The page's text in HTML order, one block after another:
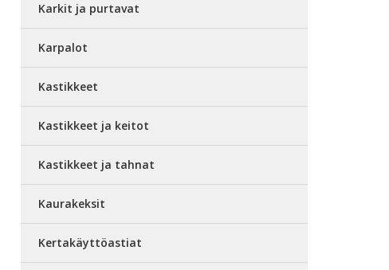
Karkit ja purtavat
Karpalot
Kastikkeet
Kastikkeet ja keitot
Kastikkeet ja tahnat
Kaurakeksit
Kertakäyttöastiat